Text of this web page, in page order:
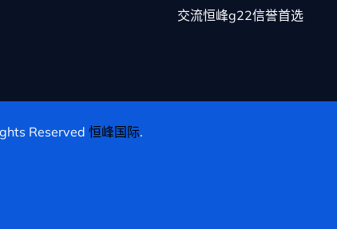
交流恒峰g22信誉首选
Reserved 恒峰国际.